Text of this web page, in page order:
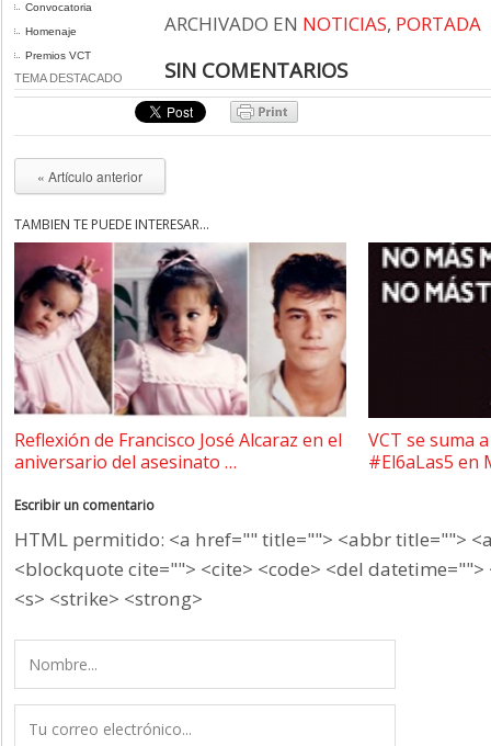
Convocatoria
Homenaje
Premios VCT
TEMA DESTACADO
ARCHIVADO EN NOTICIAS, PORTADA
« Artículo anterior
TAMBIÉN TE PUEDE INTERESAR...
Reflexión de Francisco José Alcaraz en el
aniversario del asesinato …
VCT se suma
#El6aLas5 en
SIN COMENTARIOS
Escribir un comentario
HTML permitido: <a href="" title=""> <abbr title="">
<blockquote cite=""> <cite> <code> <del datetime="">
<s> <strike> <strong>